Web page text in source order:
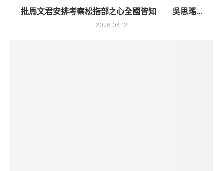
批馬文君安排考察松指部之心全國皆知 吳思瑤...
2026-03-12